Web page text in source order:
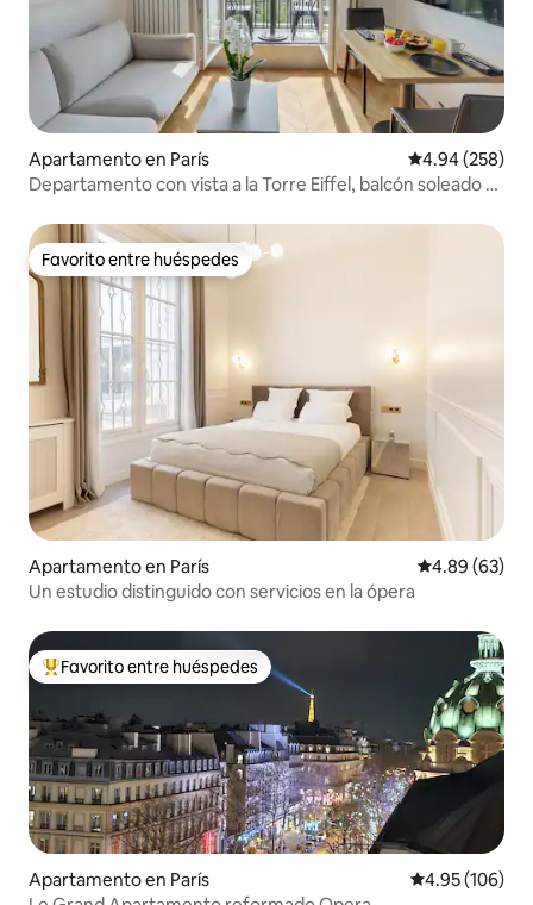
Apartamento en París Calificación
4.94 (258)
Departamento con vista a la Torre Eiffel, balcón soleado y
Favorito entre huéspedes
Favorito entre huéspedes
Apartamento en París Calificación
4.89 (63)
Un estudio distinguido con servicios en la ópera
Favorito entre huéspedes preferido
Favorito entre huéspedes
Apartamento en París Calificación
4.95 (106)